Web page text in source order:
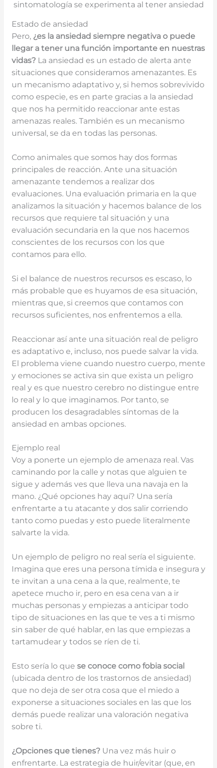
sintomatología se experimenta al tener ansiedad
Estado de ansiedad
Pero, ¿es la ansiedad siempre negativa o puede
llegar a tener una función importante en nuestras
vidas?La ansiedad es un estado de alerta ante
situaciones que consideramos amenazantes. Es
un mecanismo adaptativo y, si hemos sobrevivido
como especie, es en parte gracias a la ansiedad
que nos ha permitido reaccionar ante estas
amenazas reales. También es un mecanismo
universal, se da en todas las personas.
Como animales que somos hay dos formas
principales de reacción. Ante una situación
amenazante tendemos a realizar dos
evaluaciones. Una evaluación primaria en la que
analizamos la situación y hacemos balance de los
recursos que requiere tal situación y una
evaluación secundaria en la que nos hacemos
conscientes de los recursos con los que
contamos para ello.
Si el balance de nuestros recursos es escaso, lo
más probable que es huyamos de esa situación,
mientras que, si creemos que contamos con
recursos suficientes, nos enfrentemos a ella.
Reaccionar así ante una situación real de peligro
es adaptativo e, incluso, nos puede salvar la vida.
El problema viene cuando nuestro cuerpo, mente
y emociones se activa sin que exista un peligro
real y es que nuestro cerebro no distingue entre
lo real y lo que imaginamos. Por tanto, se
producen los desagradables síntomas de la
ansiedad en ambas opciones.
Ejemplo real
Voy a ponerte un ejemplo de amenaza real. Vas
caminando por la calle y notas que alguien te
sigue y además ves que lleva una navaja en la
mano. ¿Qué opciones hay aquí? Una sería
enfrentarte a tu atacante y dos salir corriendo
tanto como puedas y esto puede literalmente
salvarte la vida.
Un ejemplo de peligro no real sería el siguiente.
Imagina que eres una persona tímida e insegura y
te invitan a una cena a la que, realmente, te
apetece mucho ir, pero en esa cena van a ir
muchas personas y empiezas a anticipar todo
tipo de situaciones en las que te ves a ti mismo
sin saber de qué hablar, en las que empiezas a
tartamudear y todos se ríen de ti.
Esto sería lo que se conoce como fobia social
(ubicada dentro de los trastornos de ansiedad)
que no deja de ser otra cosa que el miedo a
exponerse a situaciones sociales en las que los
demás puede realizar una valoración negativa
sobre ti.
¿Opciones que tienes?Una vez más huir o
enfrentarte. La estrategia de huir/evitar (que, en